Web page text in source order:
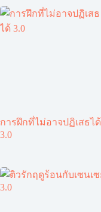
การฝึกที่ไม่อาจปฏิเสธได้
3.0